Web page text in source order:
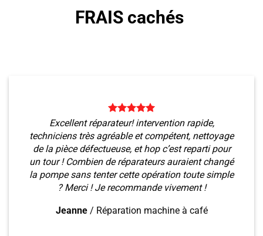
FRAIS cachés
Excellent réparateur! intervention rapide,
techniciens très agréable et compétent, nettoyage
de la pièce défectueuse, et hop c’est reparti pour
un tour ! Combien de réparateurs auraient changé
la pompe sans tenter cette opération toute simple
? Merci ! Je recommande vivement !
Jeanne / Réparation machine à café